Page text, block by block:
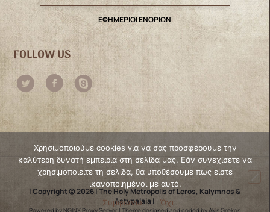
ΕΦΗΜΕΡΙΟΙ ΕΝΟΡΙΩΝ
FOLLOW US
| Copyright © 2026 | The Holy Metropolis of Leros, Kalymnos &
Astypalaia |
Powered by NGINX Proxy Server |Theme designed and coded by Akis Grekos
Χρησιμοποιούμε cookies για να σας προσφέρουμε την
καλύτερη δυνατή εμπειρία στη σελίδα μας. Εάν συνεχίσετε να
χρησιμοποιείτε τη σελίδα, θα υποθέσουμε πως είστε
ικανοποιημένοι με αυτό.
Συμφωνώ
Όχι